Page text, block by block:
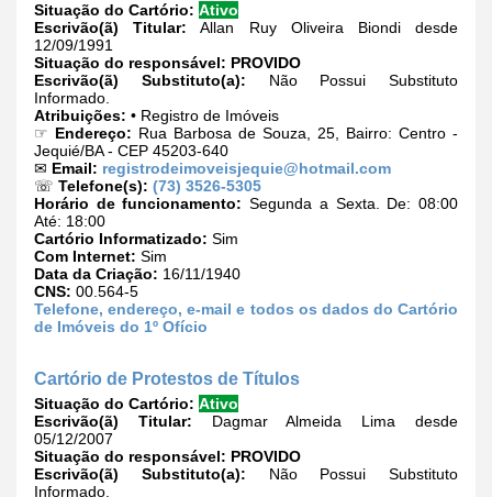
Situação do Cartório: Ativo
Escrivão(ã) Titular: Allan Ruy Oliveira Biondi desde
12/09/1991
Situação do responsável: PROVIDO
Escrivão(ã) Substituto(a): Não Possui Substituto
Informado.
Atribuições: • Registro de Imóveis
☞ Endereço: Rua Barbosa de Souza, 25, Bairro: Centro -
Jequié/BA - CEP 45203-640
✉ Email: registrodeimoveisjequie@hotmail.com
☏ Telefone(s): (73) 3526-5305
Horário de funcionamento: Segunda a Sexta. De: 08:00
Até: 18:00
Cartório Informatizado: Sim
Com Internet: Sim
Data da Criação: 16/11/1940
CNS: 00.564-5
Telefone, endereço, e-mail e todos os dados do Cartório
de Imóveis do 1º Ofício
Cartório de Protestos de Títulos
Situação do Cartório: Ativo
Escrivão(ã) Titular: Dagmar Almeida Lima desde
05/12/2007
Situação do responsável: PROVIDO
Escrivão(ã) Substituto(a): Não Possui Substituto
Informado.